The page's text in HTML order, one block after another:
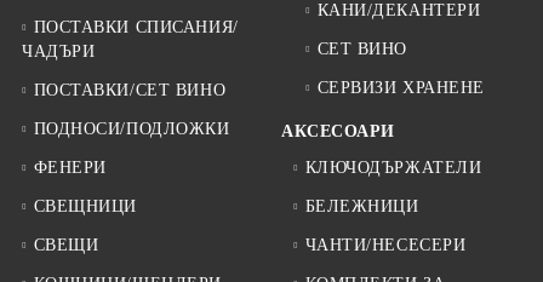
ПОСТАВКИ СПИСАНИЯ/
ЧАДЪРИ
ПОСТАВКИ/СЕТ ВИНО
ПОДНОСИ/ПОДЛОЖКИ
ФЕНЕРИ
СВЕЩНИЦИ
СВЕЩИ
КАНИ/ДЕКАНТЕРИ
СЕТ ВИНО
СЕРВИЗИ ХРАНЕНЕ
АКСЕСОАРИ
КЛЮЧОДЪРЖАТЕЛИ
БЕЛЕЖНИЦИ
ЧАНТИ/НЕСЕСЕРИ